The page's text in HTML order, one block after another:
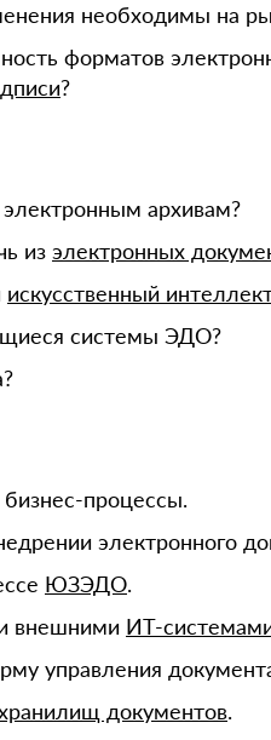
необходимы на
форматов
?
архивам?
из электронных
искусственный
системы ЭДО?
процессы.
электронного
ЮЗЭДО.
внешними ИТ-
управления
документов.